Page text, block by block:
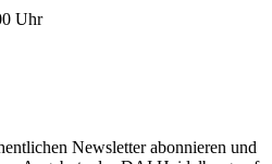
Uhr
Newsletter abonnieren und